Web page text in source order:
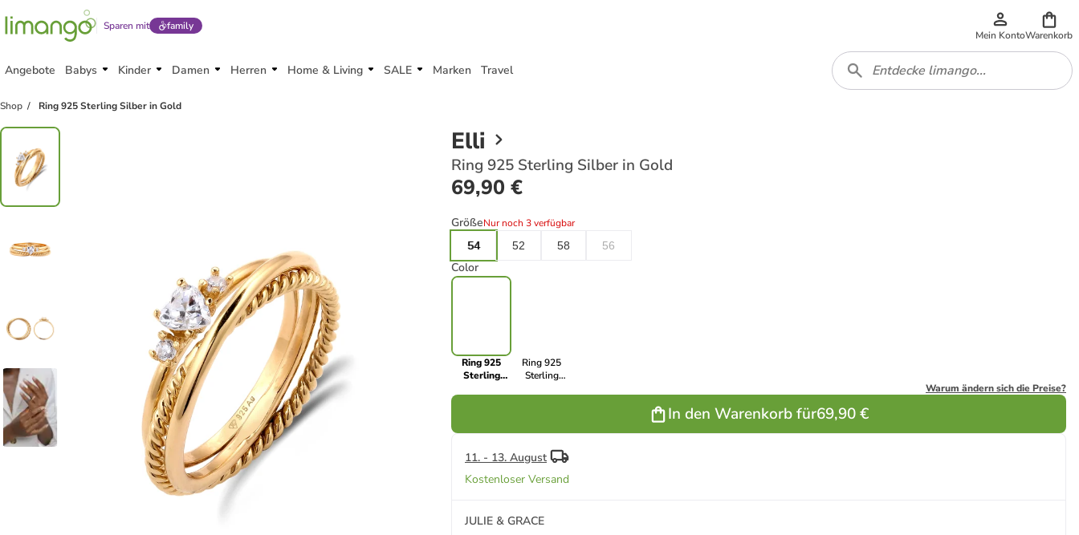
Sparen mit family
Mein KontoWarenkorb
Angebote Babys Kinder Damen Herren Home & Living SALE Marken Travel
Shop Ring 925 Sterling Silber in Gold
Elli
Ring 925 Sterling Silber in Gold
69,90 €
GrößeNur noch 3 verfügbar
54
52 58 56
Color
Ring 925
Sterling
Ring 925
Sterling
Warum ändern sich die Preise?
In den Warenkorb für69,90 €
11. - 13. August
Kostenloser Versand
JULIE & GRACE